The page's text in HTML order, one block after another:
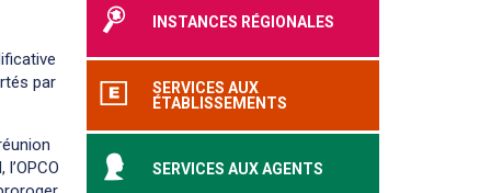
INSTANCES RÉGIONALES
SERVICES AUX
ÉTABLISSEMENTS
SERVICES AUX AGENTS
par